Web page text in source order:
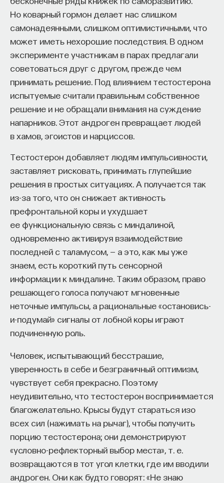
Но коварный гормон делает нас слишком
самонадеянными, слишком оптимистичными, что
может иметь нехорошие последствия. В одном
эксперименте участникам в парах предлагали
советоваться друг с другом, прежде чем
принимать решение. Под влиянием тестостерона
испытуемые считали правильным собственное
решение и не обращали внимания на суждение
напарников. Этот андроген превращает людей
в хамов, эгоистов и нарциссов.
Тестостерон добавляет людям импульсивности,
заставляет рисковать, принимать глупейшие
решения в простых ситуациях. А получается так
из-за того, что он снижает активность
префронтальной коры и ухудшает
ее функциональную связь с миндалиной,
одновременно активируя взаимодействие
последней с таламусом, — а это, как мы уже
знаем, есть короткий путь сенсорной
информации к миндалине. Таким образом, право
решающего голоса получают мгновенные
неточные импульсы, а рациональные «остановись-
и-подумай» сигналы от лобной коры играют
подчиненную роль.
Человек, испытывающий бесстрашие,
уверенность в себе и безграничный оптимизм,
чувствует себя прекрасно. Поэтому
неудивительно, что тестостерон воспринимается
благожелательно. Крысы будут стараться изо
всех сил (нажимать на рычаг), чтобы получить
порцию тестостерона; они демонстрируют
«условно-рефлекторный выбор места», т. е.
возвращаются в тот угол клетки, где им вводили
андроген. Они как будто говорят: «Не знаю